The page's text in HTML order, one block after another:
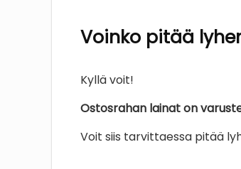
Voinko pitää
Kyllä voit!
Ostosrahan lainat on
Voit siis tarvittaessa pitää